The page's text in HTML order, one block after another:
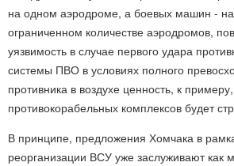
на одном аэродроме, а боевых машин -
ограниченном количестве аэродромов,
уязвимость в случае первого удара
системы ПВО в условиях полного
противника в воздухе ценность, к
противокорабельных комплексов будет
В принципе, предложения Хомчака в
реорганизации ВСУ уже заслуживают как